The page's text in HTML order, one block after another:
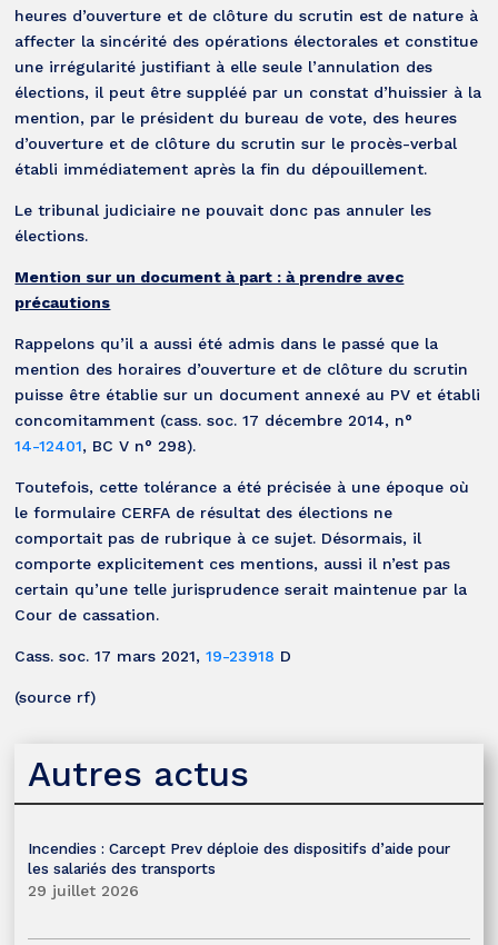
heures d’ouverture et de clôture du scrutin est de nature à
affecter la sincérité des opérations électorales et constitue
une irrégularité justifiant à elle seule l’annulation des
élections, il peut être suppléé par un constat d’huissier à la
mention, par le président du bureau de vote, des heures
d’ouverture et de clôture du scrutin sur le procès-verbal
établi immédiatement après la fin du dépouillement.
Le tribunal judiciaire ne pouvait donc pas annuler les
élections.
Mention sur un document à part : à prendre avec
précautions
Rappelons qu’il a aussi été admis dans le passé que la
mention des horaires d’ouverture et de clôture du scrutin
puisse être établie sur un document annexé au PV et établi
concomitamment (cass. soc. 17 décembre 2014, n°
14-12401, BC V n° 298).
Toutefois, cette tolérance a été précisée à une époque où
le formulaire CERFA de résultat des élections ne
comportait pas de rubrique à ce sujet. Désormais, il
comporte explicitement ces mentions, aussi il n’est pas
certain qu’une telle jurisprudence serait maintenue par la
Cour de cassation.
Cass. soc. 17 mars 2021,19-23918 D
(source rf)
Autres actus
Incendies : Carcept Prev déploie des dispositifs d’aide pour
les salariés des transports
29 juillet 2026